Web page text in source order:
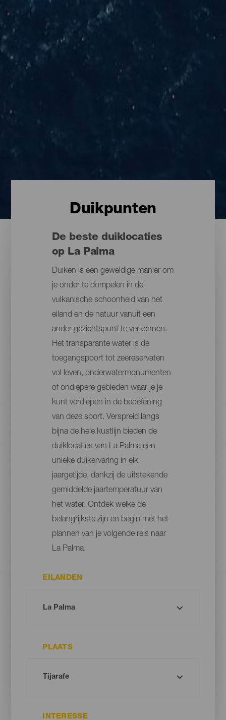
Duikpunten
De beste duiklocaties
op La Palma
Duiken is een geweldige manier om
je onder te dompelen in de
vulkanische schoonheid van het
eiland en de natuur vanuit een
ander gezichtspunt te verkennen.
Het transparante water is de
toegangspoort tot zeereservaten
vol leven, onderwatermonumenten
of ondiepere gebieden waar je je
kunt verdiepen in de beoefening
van deze sport. Verspreid langs
bijna de hele kustlijn bieden de
duiklocaties van La Palma een
unieke duikervaring in elk
jaargetijde, dankzij de uitstekende
gemiddelde jaartemperatuur van
het water. Ontdek welke de
belangrijkste zijn en begin met het
plannen van je volgende reis naar
La Palma.
EILANDEN
PLAATS
INTERESSE